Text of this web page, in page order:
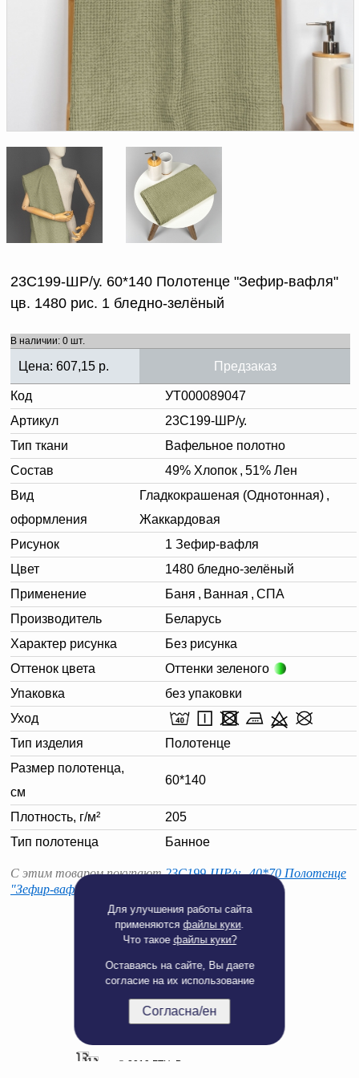
Для улучшения работы сайта
применяютсяфайлы куки.
Что такое файлы куки?
Оставаясь на сайте, Вы даете
согласие на их использование
Согласна/ен
Доверенность на
получение груза
Документы по работе с
персональными данными
Письмо руководителю
Вопросы и ответы
Новости | Статьи
23С199-ШР/у. 60*140 Полотенце "Зефир-вафля"
цв. 1480 рис. 1 бледно-зелёный
В наличии: 0 шт.
Цена: 607,15 р. Предзаказ
Код
УТ000089047
Артикул
23С199-ШР/у.
Тип ткани
Вафельное полотно
Состав
49% Хлопок , 51% Лен
Вид
оформления
Гладкокрашеная (Однотонная) ,
Жаккардовая
Рисунок
1 Зефир-вафля
Цвет
1480 бледно-зелёный
Применение
Баня , Ванная , СПА
Производитель
Беларусь
Характер рисунка
Без рисунка
Оттенок цвета
Оттенки зеленого
Упаковка
без упаковки
Уход
Тип изделия
Полотенце
Размер полотенца,
см
60*140
Плотность, г/м²
205
Тип полотенца
Банное
С этим товаром покупают23С199-ШР/у. 40*70 Полотенце
"Зефир-вафля" цв. 1480 рис. 1 бледно-зелёный
Полная версия сайта
© 2019 БТЦ. Все права защищены